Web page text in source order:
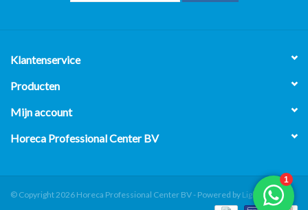
Klantenservice
Producten
Mijn account
Horeca Professional Center BV
© Copyright 2026 Horeca Professional Center BV - Powered by Lightspeed